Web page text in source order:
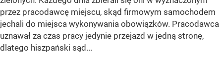
przez pracodawcę miejscu, skąd firmowym samochodem
jechali do miejsca wykonywania obowiązków. Pracodawca
uznawał za czas pracy jedynie przejazd w jedną stronę,
dlatego hiszpański sąd...